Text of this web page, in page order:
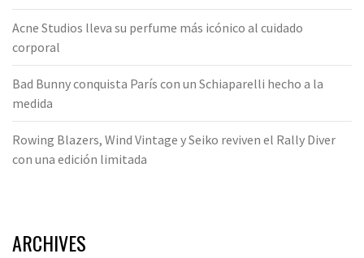
Acne Studios lleva su perfume más icónico al cuidado
corporal
Bad Bunny conquista París con un Schiaparelli hecho a la
medida
Rowing Blazers, Wind Vintage y Seiko reviven el Rally Diver
con una edición limitada
ARCHIVES